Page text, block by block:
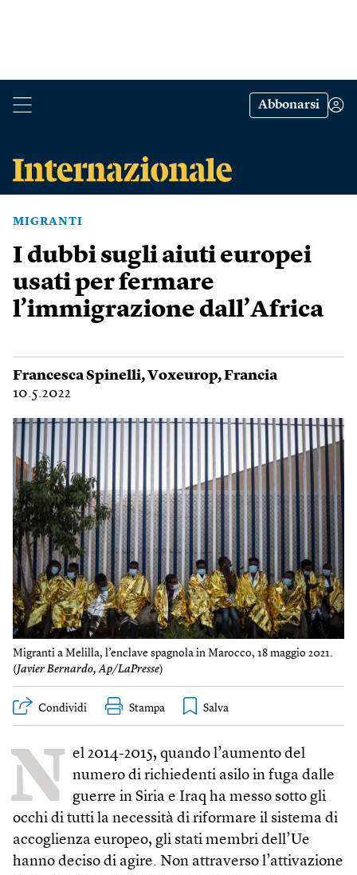
Abbonarsi
MIGRANTI
I dubbi sugli aiuti europei
usati per fermare
l’immigrazione dall’Africa
Francesca Spinelli,Voxeurop,Francia
10.5.2022
Migranti a Melilla, l’enclave spagnola in Marocco, 18 maggio 2021.
(Javier Bernardo, Ap/LaPresse)
Condividi Stampa
N el 2014-2015, quando l’aumento del
numero di richiedenti asilo in fuga dalle
guerre in Siria e Iraq ha messo sotto gli
occhi di tutti la necessità di riformare il sistema di
accoglienza europeo, gli stati membri dell’Ue
hanno deciso di agire. Non attraverso l’attivazione